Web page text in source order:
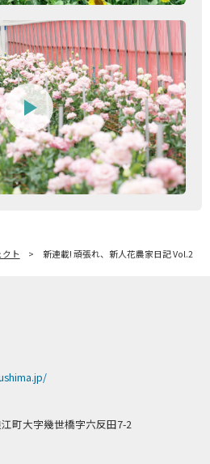
ト 新連載! 頑張れ、新人花農家日記 Vol.2
町大字幾世橋字六反田7-2